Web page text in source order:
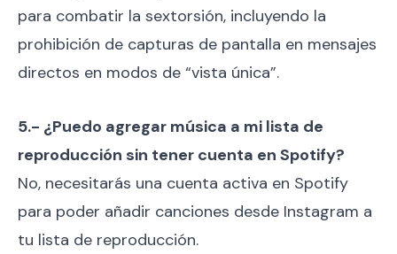
para combatir la sextorsión, incluyendo la
prohibición de capturas de pantalla en mensajes
directos en modos de “vista única”.
5.- ¿Puedo agregar música a mi lista de
reproducción sin tener cuenta en Spotify?
No, necesitarás una cuenta activa en Spotify
para poder añadir canciones desde Instagram a
tu lista de reproducción.